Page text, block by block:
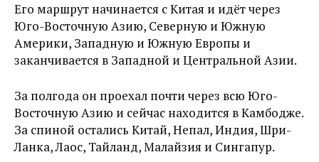
Его маршрут начинается с Китая и идёт через
Юго-Восточную Азию, Северную и Южную
Америки, Западную и Южную Европы и
заканчивается в Западной и Центральной Азии.
За полгода он проехал почти через всю Юго-
Восточную Азию и сейчас находится в Камбодже.
За спиной остались Китай, Непал, Индия, Шри-
Ланка, Лаос, Тайланд, Малайзия и Сингапур.